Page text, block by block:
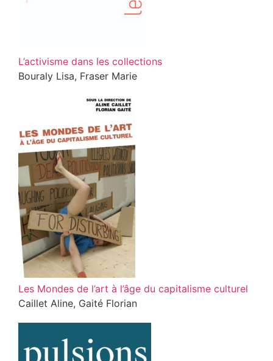
L’activisme dans les collections
Bouraly Lisa, Fraser Marie
Les Mondes de l’art à l’âge du capitalisme culturel
Caillet Aline, Gaité Florian